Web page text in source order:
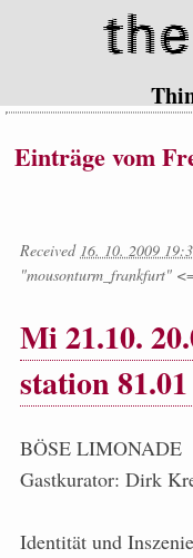
Einträge vom
Received 16. 10. 2009
"mousonturm_frankfurt"
Mi 21.10.
station
BÖSE LIMONADE
Gastkurator: Dirk
Identität und